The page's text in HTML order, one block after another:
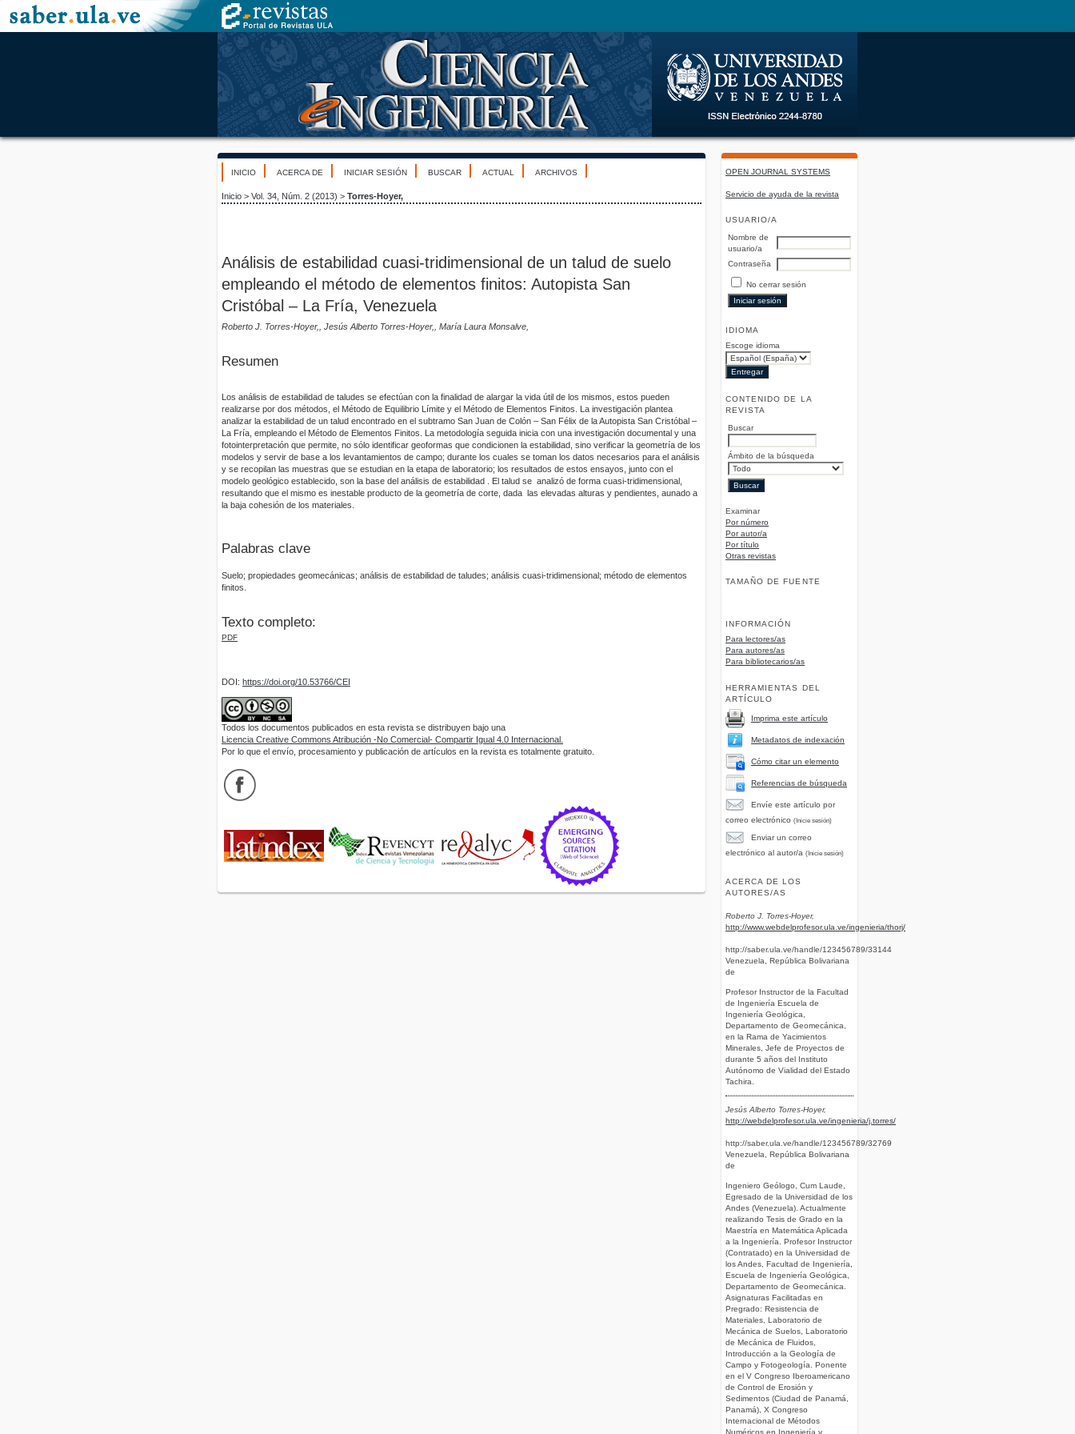
OPEN JOURNAL SYSTEMS
Servicio de ayuda de la revista
USUARIO/A
Nombre de
usuario/a
Contraseña
No cerrar sesión
IDIOMA
Escoge idioma
CONTENIDO DE LA
REVISTA
Buscar
Ámbito de la búsqueda
Examinar
Por número
Por autor/a
Por título
Otras revistas
TAMAÑO DE FUENTE
INFORMACIÓN
Para lectores/as
Para autores/as
Para bibliotecarios/as
HERRAMIENTAS DEL
ARTÍCULO
Imprima este artículo
Metadatos de indexación
Cómo citar un elemento
Referencias de búsqueda
Envíe este artículo por
correo electrónico (Inicie sesión)
Enviar un correo
electrónico al autor/a (Inicie sesión)
ACERCA DE LOS
AUTORES/AS
Roberto J. Torres-Hoyer,
http://www.webdelprofesor.ula.ve/ingenieria/thorj/
http://saber.ula.ve/handle/123456789/33144
Venezuela, República Bolivariana
de
Profesor Instructor de la Facultad
de Ingeniería Escuela de
Ingeniería Geológica,
Departamento de Geomecánica,
en la Rama de Yacimientos
Minerales, Jefe de Proyectos de
durante 5 años del Instituto
Autónomo de Vialidad del Estado
Tachira.
Jesús Alberto Torres-Hoyer,
http://webdelprofesor.ula.ve/ingenieria/j.torres/
http://saber.ula.ve/handle/123456789/32769
Venezuela, República Bolivariana
de
Ingeniero Geólogo, Cum Laude,
Egresado de la Universidad de los
Andes (Venezuela). Actualmente
realizando Tesis de Grado en la
Maestría en Matemática Aplicada
a la Ingeniería. Profesor Instructor
(Contratado) en la Universidad de
los Andes, Facultad de Ingeniería,
Escuela de Ingeniería Geológica,
Departamento de Geomecánica.
Asignaturas Facilitadas en
Pregrado: Resistencia de
Materiales, Laboratorio de
Mecánica de Suelos, Laboratorio
de Mecánica de Fluidos,
Introducción a la Geología de
Campo y Fotogeología. Ponente
en el V Congreso Iberoamericano
de Control de Erosión y
Sedimentos (Ciudad de Panamá,
Panamá), X Congreso
Internacional de Métodos
Numéricos en Ingeniería y
INICIO ACERCA DE INICIAR SESIÓN BUSCAR ACTUAL ARCHIVOS
Inicio > Vol. 34, Núm. 2 (2013) > Torres-Hoyer,
Análisis de estabilidad cuasi-tridimensional de un talud de suelo
empleando el método de elementos finitos: Autopista San
Cristóbal – La Fría, Venezuela
Roberto J. Torres-Hoyer,, Jesús Alberto Torres-Hoyer,, María Laura Monsalve,
Resumen
Los análisis de estabilidad de taludes se efectúan con la finalidad de alargar la vida útil de los mismos, estos pueden
realizarse por dos métodos, el Método de Equilibrio Límite y el Método de Elementos Finitos. La investigación plantea
analizar la estabilidad de un talud encontrado en el subtramo San Juan de Colón – San Félix de la Autopista San Cristóbal –
La Fría, empleando el Método de Elementos Finitos. La metodología seguida inicia con una investigación documental y una
fotointerpretación que permite, no sólo identificar geoformas que condicionen la estabilidad, sino verificar la geometría de los
modelos y servir de base a los levantamientos de campo; durante los cuales se toman los datos necesarios para el análisis
y se recopilan las muestras que se estudian en la etapa de laboratorio; los resultados de estos ensayos, junto con el
modelo geológico establecido, son la base del análisis de estabilidad . El talud se analizó de forma cuasi-tridimensional,
resultando que el mismo es inestable producto de la geometría de corte, dada las elevadas alturas y pendientes, aunado a
la baja cohesión de los materiales.
Palabras clave
Suelo; propiedades geomecánicas; análisis de estabilidad de taludes; análisis cuasi-tridimensional; método de elementos
finitos.
Texto completo:
PDF
DOI: https://doi.org/10.53766/CEI
Todos los documentos publicados en esta revista se distribuyen bajo una
Licencia Creative Commons Atribución -No Comercial- Compartir Igual 4.0 Internacional.
Por lo que el envío, procesamiento y publicación de artículos en la revista es totalmente gratuito.